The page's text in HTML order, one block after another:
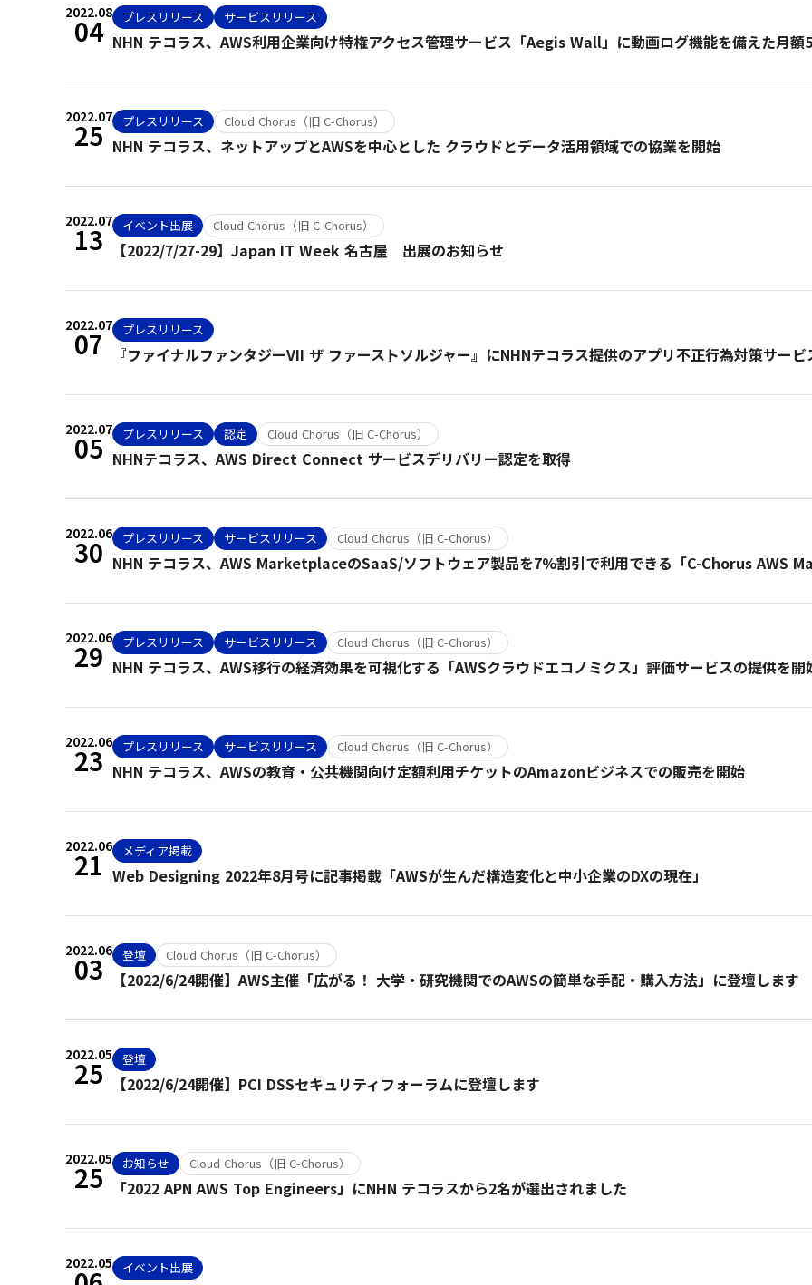
2022.08
04 プレスリリース サービスリリース
NHN テコラス、AWS利用企業向け特権アクセス管理サービス「Aegis Wall」に動画ログ機能を備えた月
2022.07
25 プレスリリース Cloud Chorus（旧 C-Chorus）
NHN テコラス、ネットアップとAWSを中心とした クラウドとデータ活用領域での協業を開始
2022.07
13 イベント出展 Cloud Chorus（旧 C-Chorus）
【2022/7/27-29】Japan IT Week 名古屋 出展のお知らせ
2022.07
07 プレスリリース
『ファイナルファンタジーVII ザ ファーストソルジャー』にNHNテコラス提供のアプリ不正行為対策サー
2022.07
05 プレスリリース 認定 Cloud Chorus（旧 C-Chorus）
NHNテコラス、AWS Direct Connect サービスデリバリー認定を取得
2022.06
30 プレスリリース サービスリリース Cloud Chorus（旧 C-Chorus）
NHN テコラス、AWS MarketplaceのSaaS/ソフトウェア製品を7%割引で利用できる「C-Chorus AWS
2022.06
29 プレスリリース サービスリリース Cloud Chorus（旧 C-Chorus）
NHN テコラス、AWS移行の経済効果を可視化する「AWSクラウドエコノミクス」評価サービスの提供を開
2022.06
23 プレスリリース サービスリリース Cloud Chorus（旧 C-Chorus）
NHN テコラス、AWSの教育・公共機関向け定額利用チケットのAmazonビジネスでの販売を開始
2022.06
21 メディア掲載
Web Designing 2022年8月号に記事掲載「AWSが生んだ構造変化と中小企業のDXの現在」
2022.06
03 登壇 Cloud Chorus（旧 C-Chorus）
【2022/6/24開催】AWS主催「広がる！ 大学・研究機関でのAWSの簡単な手配・購入方法」に登壇します
2022.05
25 登壇
【2022/6/24開催】PCI DSSセキュリティフォーラムに登壇します
2022.05
25 お知らせ Cloud Chorus（旧 C-Chorus）
「2022 APN AWS Top Engineers」にNHN テコラスから2名が選出されました
2022.05 イベント出展